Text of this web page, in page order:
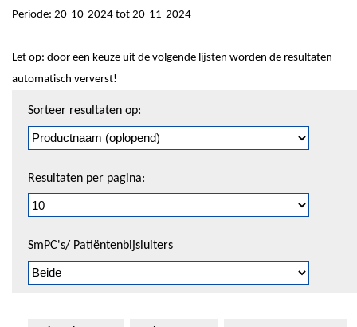
Periode: 20-10-2024 tot 20-11-2024
Let op: door een keuze uit de volgende lijsten worden de resultaten
automatisch ververst!
pagineren
Sorteer resultaten op:
Resultaten per pagina:
SmPC's/ Patiëntenbijsluiters